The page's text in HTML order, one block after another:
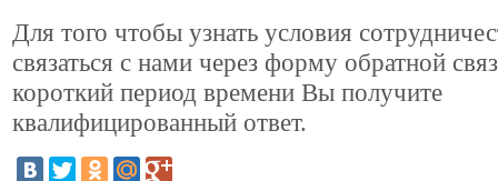
Для того чтобы узнать условия
связаться с нами через форму обратной
короткий период времени Вы получите
квалифицированный ответ.